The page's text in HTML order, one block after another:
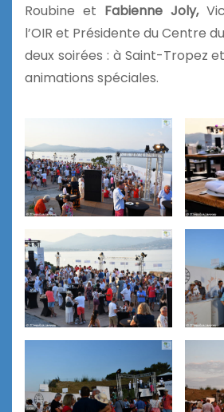
Roubine et Fabienne Joly,
l’OIR et Présidente du Centre
deux soirées : à Saint-Tropez
animations spéciales.